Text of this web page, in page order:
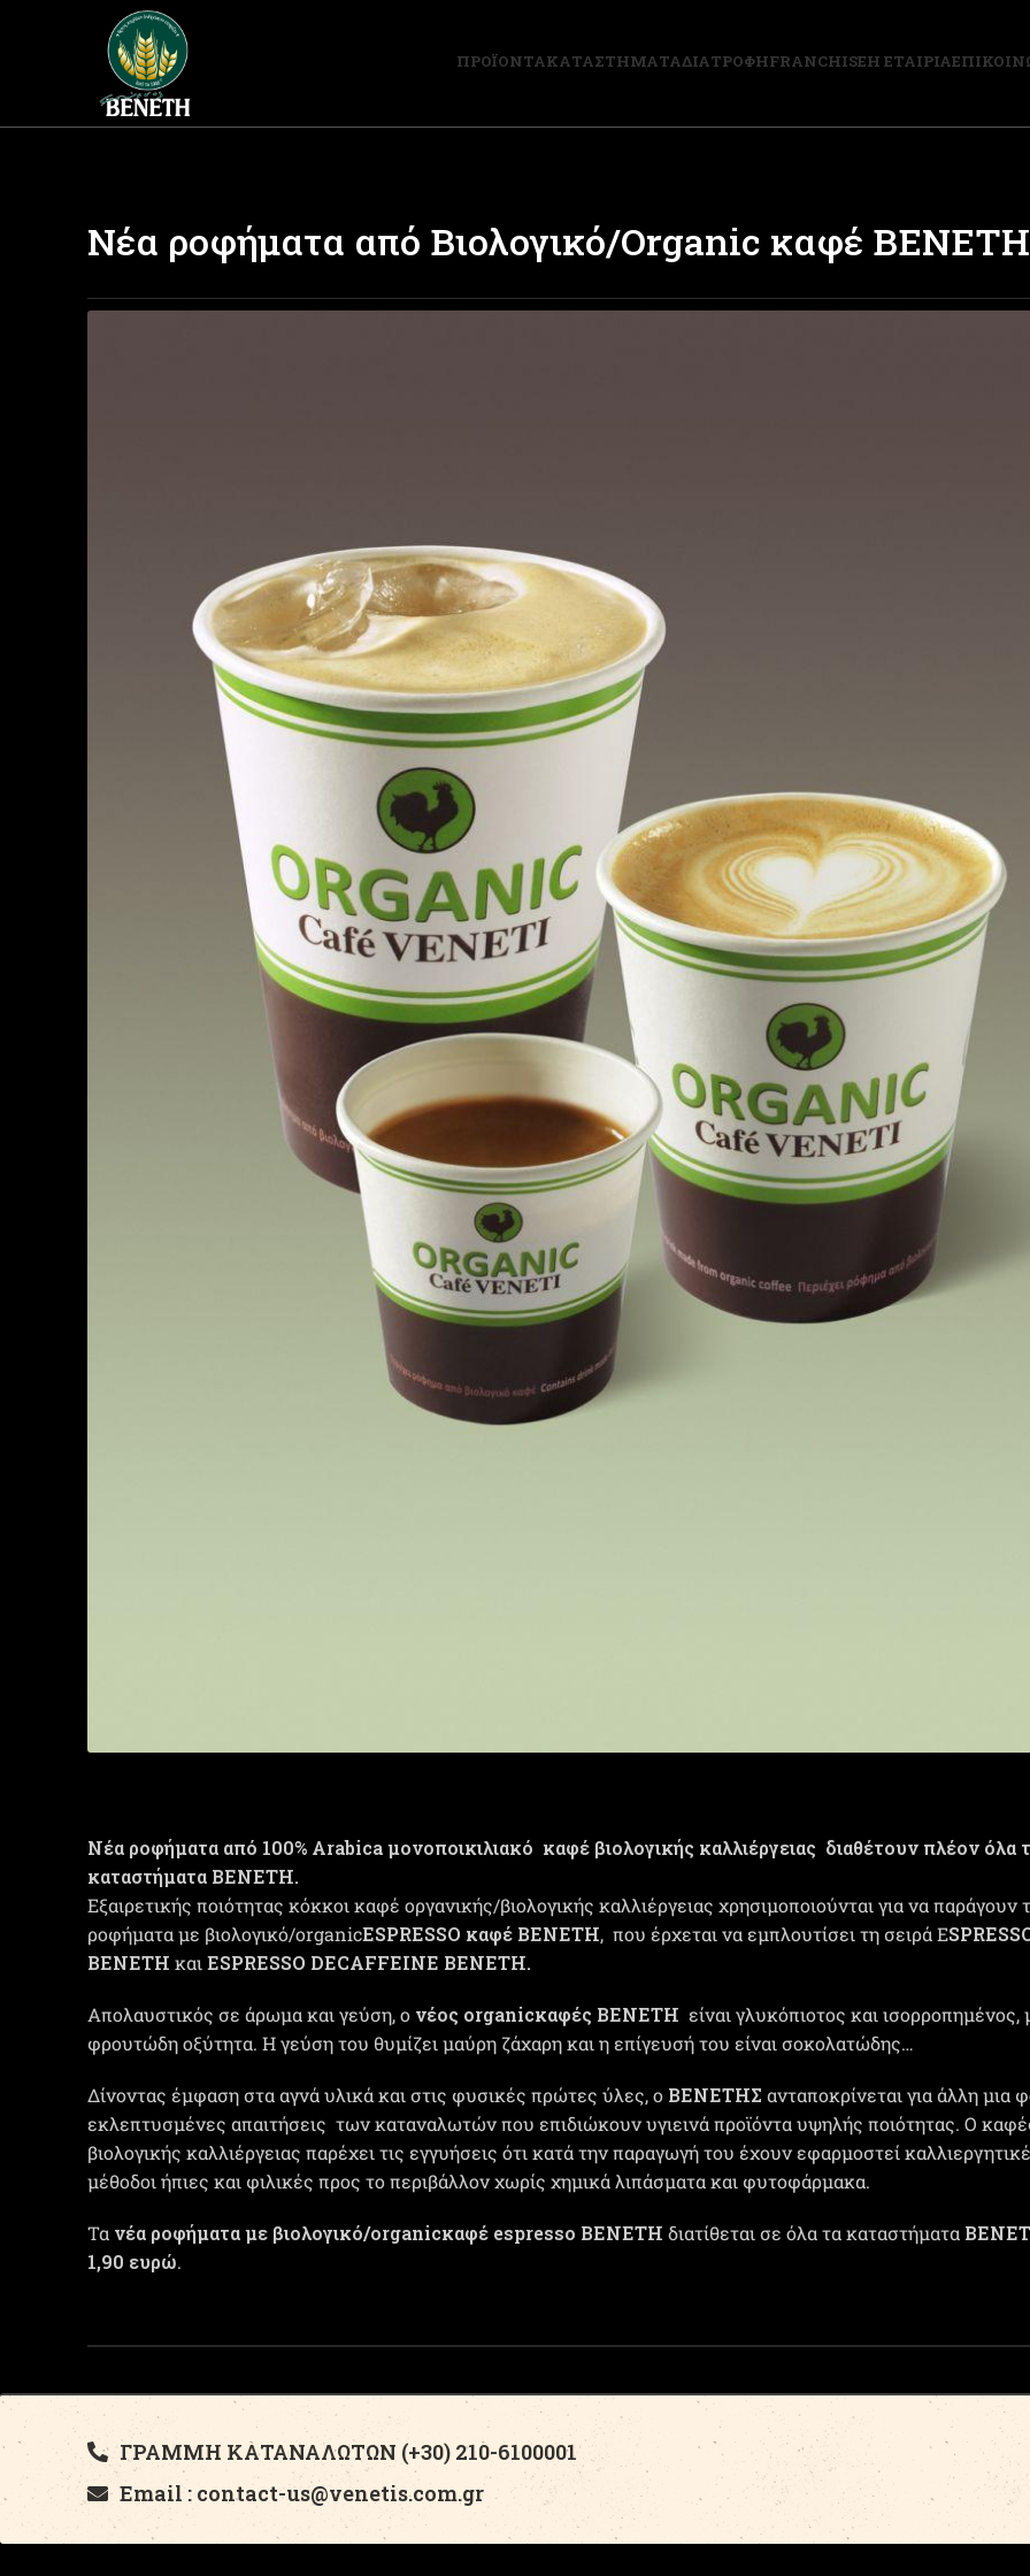
ΠΡΟΪΟΝΤΑΚΑΤΑΣΤΗΜΑΤΑΔΙΑΤΡΟΦΗFRANCHISEΗ ΕΤΑΙΡΙΑ
Νέα ροφήματα από Bιολογικό/Organic καφέ ΒΕΝΕΤΗ
Νέα ροφήματα από 100% Αrabica μονοποικιλιακό καφέ βιολογικής καλλιέργειας διαθέτουν πλέον όλα
καταστήματα ΒΕΝΕΤΗ.
Εξαιρετικής ποιότητας κόκκοι καφέ οργανικής/βιολογικής καλλιέργειας χρησιμοποιούνται για να παράγουν
ροφήματα με βιολογικό/organicESPRESSO καφέ ΒΕΝΕΤΗ, που έρχεται να εμπλουτίσει τη σειρά E
ΒΕΝΕΤΗ και ESPRESSO DECAFFEINE ΒΕΝΕΤΗ.
Απολαυστικός σε άρωμα και γεύση, ο νέος organicκαφές ΒΕΝΕΤΗ είναι γλυκόπιοτος και ισορροπημένος,
φρουτώδη οξύτητα. Η γεύση του θυμίζει μαύρη ζάχαρη και η επίγευσή του είναι σοκολατώδης…
Δίνοντας έμφαση στα αγνά υλικά και στις φυσικές πρώτες ύλες, ο ΒΕΝΕΤΗΣ ανταποκρίνεται για άλλη μια
εκλεπτυσμένες απαιτήσεις των καταναλωτών που επιδιώκουν υγιεινά προϊόντα υψηλής ποιότητας. Ο
βιολογικής καλλιέργειας παρέχει τις εγγυήσεις ότι κατά την παραγωγή του έχουν εφαρμοστεί
μέθοδοι ήπιες και φιλικές προς το περιβάλλον χωρίς χημικά λιπάσματα και φυτοφάρμακα.
Τα νέα ροφήματα με βιολογικό/organicκαφέ espresso ΒΕΝΕΤΗ διατίθεται σε όλα τα καταστήματα
1,90 ευρώ.
ΓΡΑΜΜΗ ΚΑΤΑΝΑΛΩΤΩΝ (+30) 210-6100001
Email : contact-us@venetis.com.gr